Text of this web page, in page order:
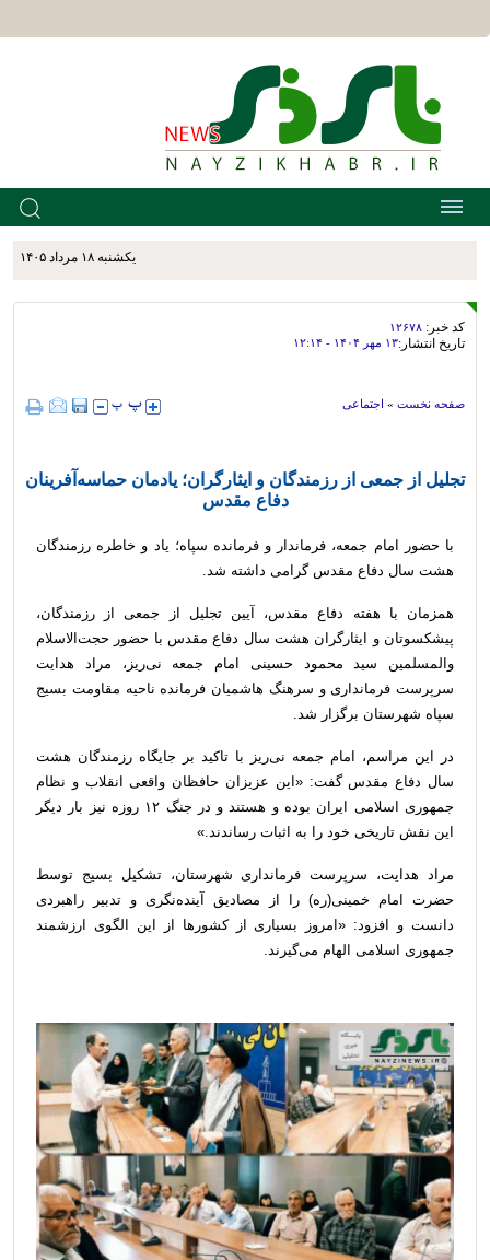
يکشنبه ۱۸ مرداد ۱۴۰۵
کد خبر: ۱۲۶۷۸
تاریخ انتشار:۱۳ مهر ۱۴۰۴ - ۱۲:۱۴
صفحه نخست » اجتماعی
تجلیل از جمعی از رزمندگان و ایثارگران؛ یادمان حماسه‌آفرینان
دفاع مقدس
با حضور امام جمعه، فرماندار و فرمانده سپاه؛ یاد و خاطره رزمندگان
هشت سال دفاع مقدس گرامی داشته شد.
همزمان با هفته دفاع مقدس، آیین تجلیل از جمعی از رزمندگان،
پیشکسوتان و ایثارگران هشت سال دفاع مقدس با حضور حجت‌الاسلام
والمسلمین سید محمود حسینی امام جمعه نی‌ریز، مراد هدایت
سرپرست فرمانداری و سرهنگ هاشمیان فرمانده ناحیه مقاومت بسیج
سپاه شهرستان برگزار شد.
در این مراسم، امام جمعه نی‌ریز با تاکید بر جایگاه رزمندگان هشت
سال دفاع مقدس گفت: «این عزیزان حافظان واقعی انقلاب و نظام
جمهوری اسلامی ایران بوده و هستند و در جنگ ۱۲ روزه نیز بار دیگر
این نقش تاریخی خود را به اثبات رساندند.»
مراد هدایت، سرپرست فرمانداری شهرستان، تشکیل بسیج توسط
حضرت امام خمینی(ره) را از مصادیق آینده‌نگری و تدبیر راهبردی
دانست و افزود: «امروز بسیاری از کشورها از این الگوی ارزشمند
جمهوری اسلامی الهام می‌گیرند.